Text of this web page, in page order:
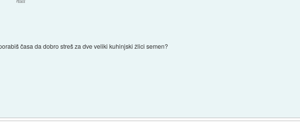
časa da dobro streš za dve veliki kuhinjski žlici semen?